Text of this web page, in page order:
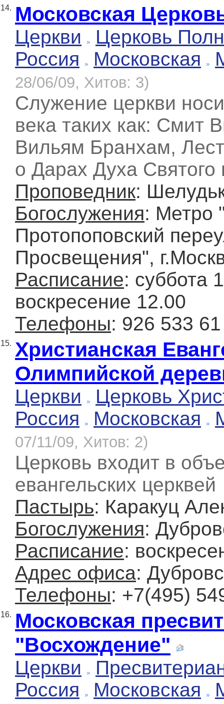
14. Московская
Церкви
Церковь
Россия
Московская
28/06/09, Хитов: 3)
Служение церкви
века таких как: Смит
Вильям Бранхам,
о Дарах Духа
Проповедник:
Богослужения: Метро
Протопоповский
Просвещения",
Расписание: суббота
воскресение 12.00
Телефоны: 926 533
15. Христианская
Олимпийской
Церкви
Церковь
Россия
Московская
07/11/09, Хитов: 2)
Церковь входит в
евангельских церквей
Пастырь: Каракуц
Богослужения:
Расписание:
Адрес офиса:
Телефоны: +7(495)
16. Московская
"Восхождение"
Церкви
Россия
Московская